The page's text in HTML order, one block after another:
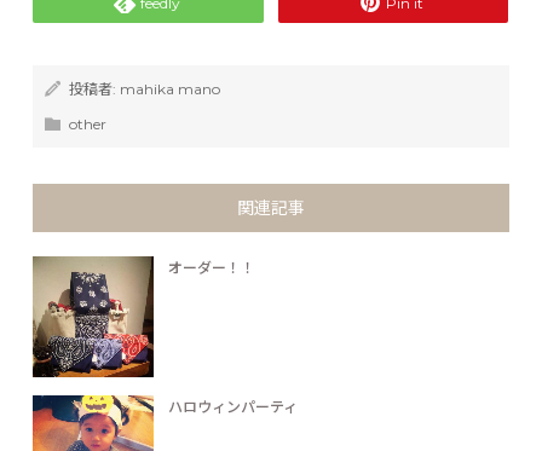
投稿者: mahika mano
other
関連記事
オーダー！！
ハロウィンパーティ